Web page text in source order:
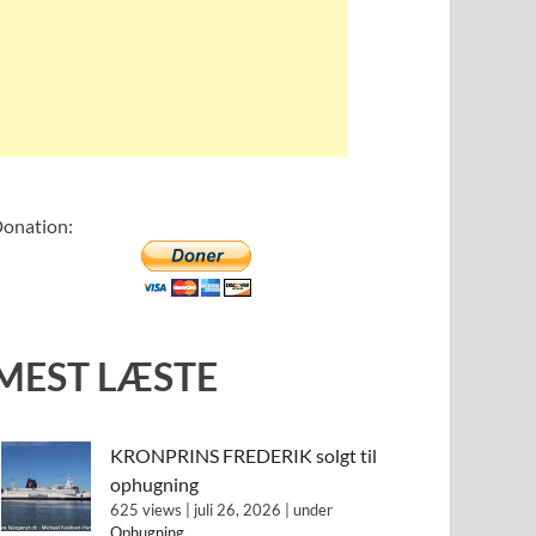
LÆSTE
KRONPRINS FREDERIK solgt til
ophugning
625 views juli 26, 2026 |under
Ophugning